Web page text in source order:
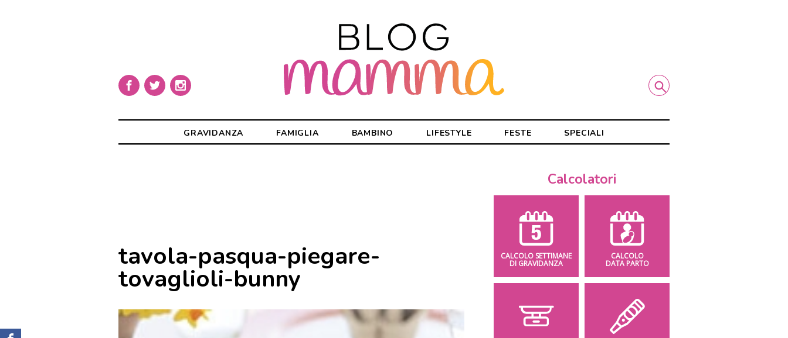
GRAVIDANZA FAMIGLIA BAMBINO LIFESTYLE FESTE SPECIALI
tavola-pasqua-piegare-
tovaglioli-bunny
Calcolatori
CALCOLO SETTIMANE
DI GRAVIDANZA
CALCOLO
DATA PARTO